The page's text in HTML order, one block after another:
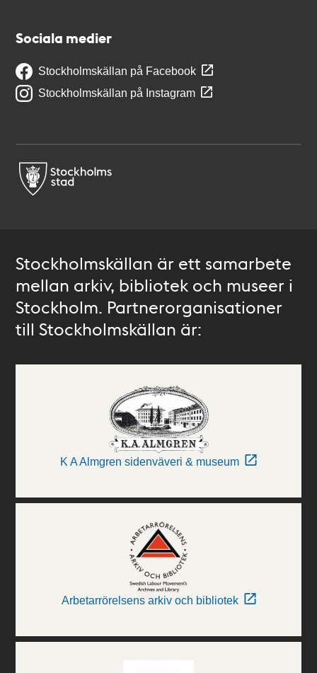
Sociala medier
Stockholmskällan på Facebook
Stockholmskällan på Instagram
Stockholmskällan är ett samarbete
mellan arkiv, bibliotek och museer i
Stockholm. Partnerorganisationer
till Stockholmskällan är:
K A Almgren sidenväveri & museum
Arbetarrörelsens arkiv och bibliotek